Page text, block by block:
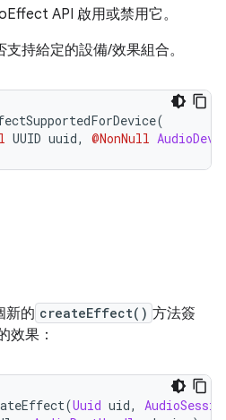
API 啟用或禁用它。
持給定的設備/效果組合。
(
UUID uuid, @NonNull
新的 createEffect() 方法簽
效果：
(Uuid uid,